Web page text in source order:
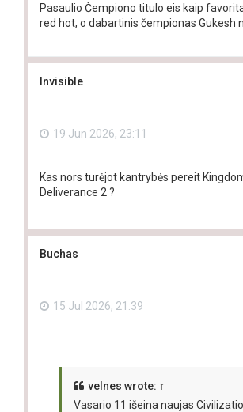
Pasaulio Čempiono titulo eis kaip
red hot, o dabartinis čempionas Gukesh
Invisible
19 Jun 2026, 23:11
Kas nors turėjot kantrybės pereit
Deliverance 2 ?
Buchas
15 Jul 2026, 21:39
velnes wrote: ↑
Vasario 11 išeina naujas